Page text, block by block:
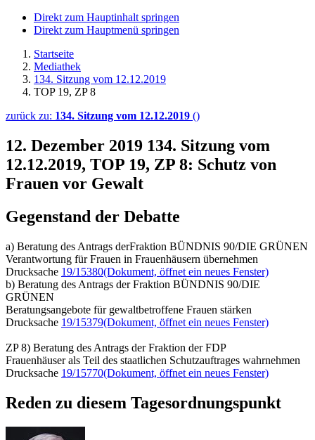
Direkt zum Hauptinhalt springen
Direkt zum Hauptmenü springen
Startseite
Mediathek
134. Sitzung vom 12.12.2019
TOP 19, ZP 8
zurück zu: 134. Sitzung vom 12.12.2019 ()
12. Dezember 2019 134. Sitzung vom
12.12.2019, TOP 19, ZP 8: Schutz von
Frauen vor Gewalt
Gegenstand der Debatte
a) Beratung des Antrags derFraktion BÜNDNIS 90/DIE GRÜNEN
Verantwortung für Frauen in Frauenhäusern übernehmen
Drucksache 19/15380(Dokument, öffnet ein neues Fenster)
b) Beratung des Antrags der Fraktion BÜNDNIS 90/DIE
GRÜNEN
Beratungsangebote für gewaltbetroffene Frauen stärken
Drucksache 19/15379(Dokument, öffnet ein neues Fenster)
ZP 8) Beratung des Antrags der Fraktion der FDP
Frauenhäuser als Teil des staatlichen Schutzauftrages wahrnehmen
Drucksache 19/15770(Dokument, öffnet ein neues Fenster)
Reden zu diesem Tagesordnungspunkt